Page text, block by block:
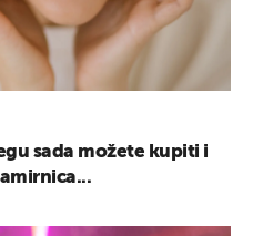
sada možete kupiti i